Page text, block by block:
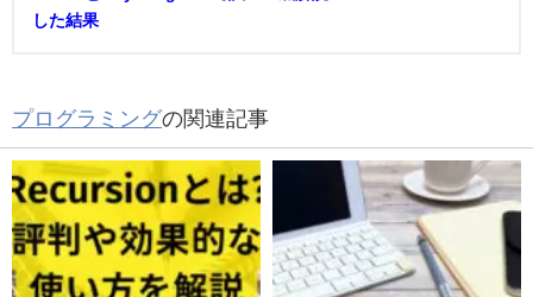
した結果
プログラミングの関連記事